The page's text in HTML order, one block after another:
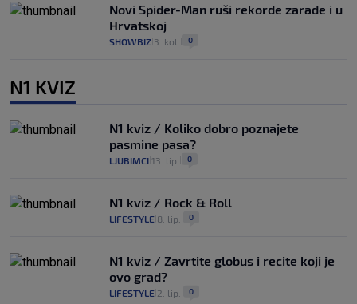
Novi Spider-Man ruši rekorde zarade i u
Hrvatskoj
SHOWBIZ 3. kol. 0
N1 KVIZ
N1 kviz / Koliko dobro poznajete
pasmine pasa?
LJUBIMCI 13. lip. 0
N1 kviz / Rock & Roll
LIFESTYLE 8. lip. 0
N1 kviz / Zavrtite globus i recite koji je
ovo grad?
LIFESTYLE 2. lip. 0